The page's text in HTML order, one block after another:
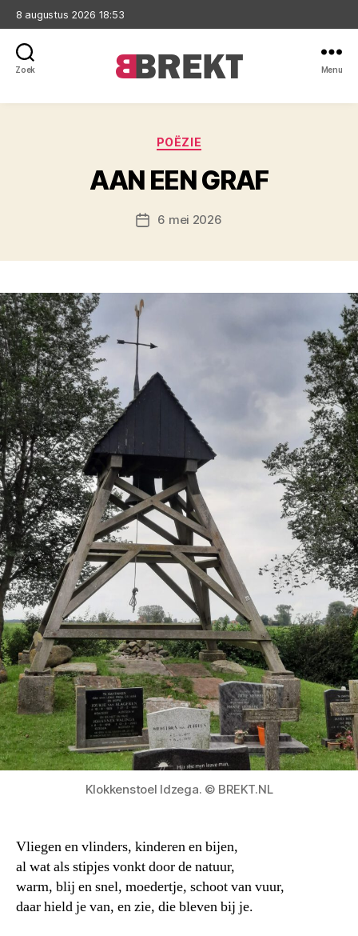
8 augustus 2026 18:53
Zoek Menu
Categorieën
POËZIE
AAN EEN GRAF
Berichtdatum
6 mei 2026
Klokkenstoel Idzega. © BREKT.NL
Vliegen en vlinders, kinderen en bijen,
al wat als stipjes vonkt door de natuur,
warm, blij en snel, moedertje, schoot van vuur,
daar hield je van, en zie, die bleven bij je.